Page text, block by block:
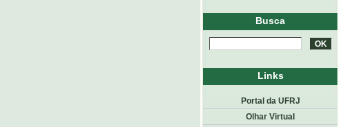
Busca
Links
Portal da UFRJ
Olhar Virtual